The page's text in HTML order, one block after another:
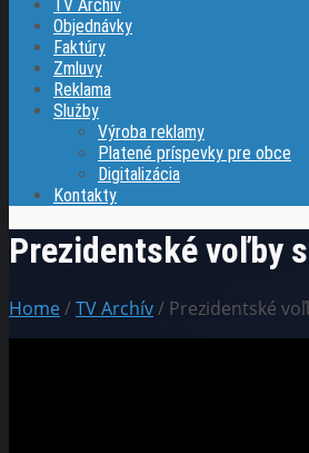
TV Archív
Objednávky
Faktúry
Zmluvy
Reklama
Služby
Výroba reklamy
Platené príspevky pre obce
Digitalizácia
Kontakty
Prezidentské voľby
Home/TV Archív/ Prezidentské